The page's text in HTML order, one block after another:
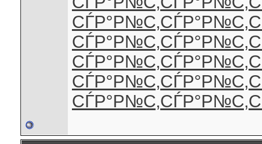
СЃР°Р№С‚СЃР°Р№С‚
СЃР°Р№С‚СЃР°Р№С‚
СЃР°Р№С‚СЃР°Р№С‚
СЃР°Р№С‚СЃР°Р№С‚
СЃР°Р№С‚СЃР°Р№С‚